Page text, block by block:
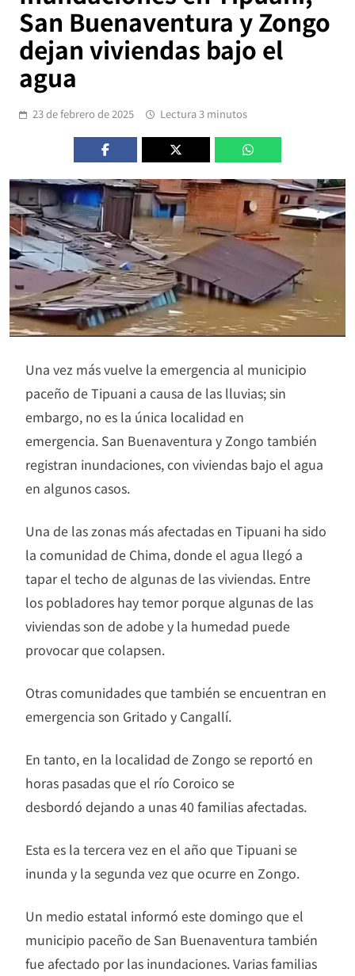
San Buenaventura y Zongo
dejan viviendas bajo el
agua
23 de febrero de 2025 Lectura 3 minutos
Una vez más vuelve la emergencia al municipio
paceño de Tipuani a causa de las lluvias; sin
embargo, no es la única localidad en
emergencia. San Buenaventura y Zongo también
registran inundaciones, con viviendas bajo el agua
en algunos casos.
Una de las zonas más afectadas en Tipuani ha sido
la comunidad de Chima, donde el agua llegó a
tapar el techo de algunas de las viviendas. Entre
los pobladores hay temor porque algunas de las
viviendas son de adobe y la humedad puede
provocar que colapsen.
Otras comunidades que también se encuentran en
emergencia son Gritado y Cangallí.
En tanto, en la localidad de Zongo se reportó en
horas pasadas que el río Coroico se
desbordó dejando a unas 40 familias afectadas.
Esta es la tercera vez en el año que Tipuani se
inunda y la segunda vez que ocurre en Zongo.
Un medio estatal informó este domingo que el
municipio paceño de San Buenaventura también
fue afectado por las inundaciones. Varias familias